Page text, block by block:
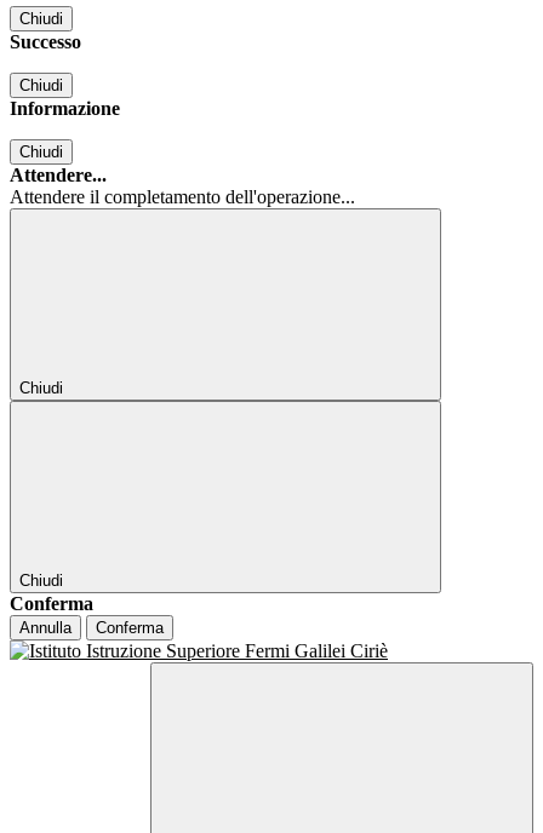
Chiudi
Successo
Chiudi
Informazione
Chiudi
Attendere...
Attendere il completamento dell'operazione...
Chiudi
Chiudi
Conferma
Annulla Conferma